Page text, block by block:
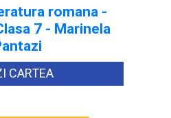
romana -
7 - Marinela
CARTEA